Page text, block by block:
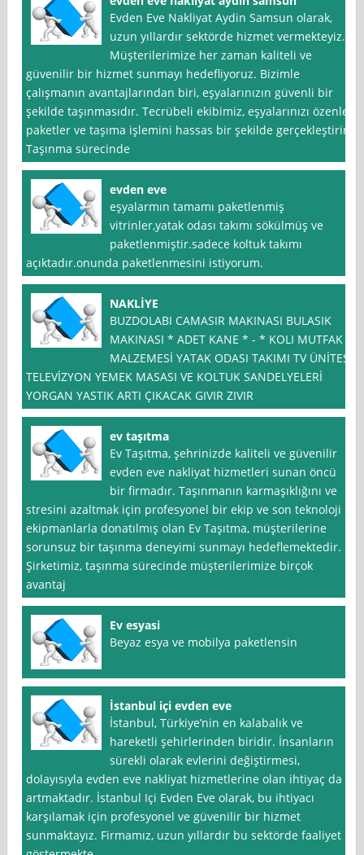
Evden Eve Nakliyat Aydin Samsun olarak,
uzun yıllardır sektörde hizmet vermekteyiz.
Müşterilerimize her zaman kaliteli ve
güvenilir bir hizmet sunmayı hedefliyoruz. Bizimle
çalışmanın avantajlarından biri, eşyalarınızın güvenli bir
şekilde taşınmasıdır. Tecrübeli ekibimiz, eşyalarınızı özenle
paketler ve taşıma işlemini hassas bir şekilde gerçekleştirir.
Taşınma sürecinde
evden eve
eşyalarmın tamamı paketlenmiş
vitrinler,yatak odası takımı sökülmüş ve
paketlenmiştir.sadece koltuk takımı
açıktadır.onunda paketlenmesini istiyorum.
NAKLİYE
BUZDOLABI CAMASIR MAKINASI BULASIK
MAKINASI * ADET KANE * - * KOLI MUTFAK
MALZEMESİ YATAK ODASI TAKIMI TV ÜNİTESİ
TELEVİZYON YEMEK MASASI VE KOLTUK SANDELYELERİ
YORGAN YASTIK ARTI ÇIKACAK GIVIR ZIVIR
ev taşıtma
Ev Taşıtma, şehrinizde kaliteli ve güvenilir
evden eve nakliyat hizmetleri sunan öncü
bir firmadır. Taşınmanın karmaşıklığını ve
stresini azaltmak için profesyonel bir ekip ve son teknoloji
ekipmanlarla donatılmış olan Ev Taşıtma, müşterilerine
sorunsuz bir taşınma deneyimi sunmayı hedeflemektedir.
Şirketimiz, taşınma sürecinde müşterilerimize birçok
avantaj
Ev esyasi
Beyaz esya ve mobilya paketlensin
İstanbul içi evden eve
İstanbul, Türkiye’nin en kalabalık ve
hareketli şehirlerinden biridir. İnsanların
sürekli olarak evlerini değiştirmesi,
dolayısıyla evden eve nakliyat hizmetlerine olan ihtiyaç da
artmaktadır. İstanbul Içi Evden Eve olarak, bu ihtiyacı
karşılamak için profesyonel ve güvenilir bir hizmet
sunmaktayız. Firmamız, uzun yıllardır bu sektörde faaliyet